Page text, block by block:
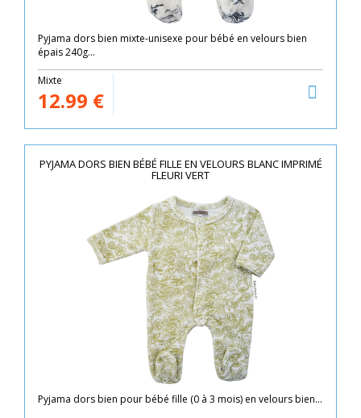
Pyjama dors bien mixte-unisexe pour bébé en velours bien
épais 240g...
Mixte
12.99 €
PYJAMA DORS BIEN BÉBÉ FILLE EN VELOURS BLANC IMPRIMÉ
FLEURI VERT
Pyjama dors bien pour bébé fille (0 à 3 mois) en velours bien...